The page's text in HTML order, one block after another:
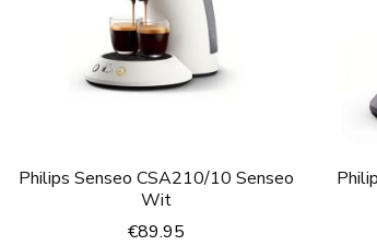
Philips Senseo CSA210/10 Senseo
Wit
€89.95